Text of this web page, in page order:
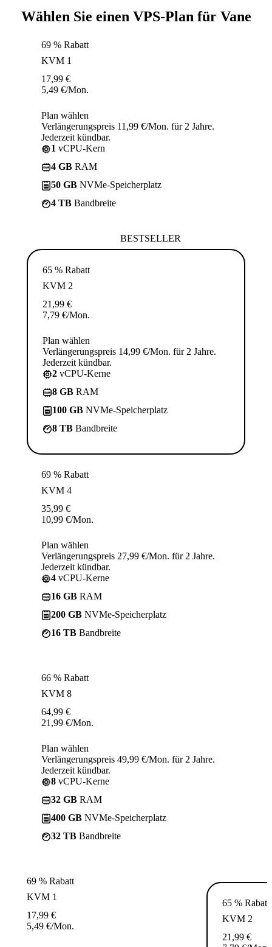
Wählen Sie einen VPS-Plan für Vane
69 % Rabatt
KVM 1
17,99 €
5,49 €/Mon.
Plan wählen
Verlängerungspreis 11,99 €/Mon. für 2 Jahre.
Jederzeit kündbar.
1 vCPU-Kern
4 GB RAM
50 GB NVMe-Speicherplatz
4 TB Bandbreite
BESTSELLER
65 % Rabatt
KVM 2
21,99 €
7,79 €/Mon.
Plan wählen
Verlängerungspreis 14,99 €/Mon. für 2 Jahre.
Jederzeit kündbar.
2 vCPU-Kerne
8 GB RAM
100 GB NVMe-Speicherplatz
8 TB Bandbreite
69 % Rabatt
KVM 4
35,99 €
10,99 €/Mon.
Plan wählen
Verlängerungspreis 27,99 €/Mon. für 2 Jahre.
Jederzeit kündbar.
4 vCPU-Kerne
16 GB RAM
200 GB NVMe-Speicherplatz
16 TB Bandbreite
66 % Rabatt
KVM 8
64,99 €
21,99 €/Mon.
Plan wählen
Verlängerungspreis 49,99 €/Mon. für 2 Jahre.
Jederzeit kündbar.
8 vCPU-Kerne
32 GB RAM
400 GB NVMe-Speicherplatz
32 TB Bandbreite
69 % Rabatt
KVM 1
17,99 €
5,49 €/Mon.
65 % Rabatt
KVM 2
21,99 €